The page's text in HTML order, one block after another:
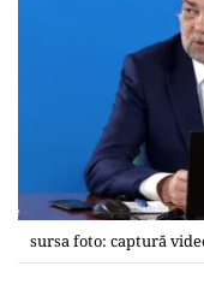
sursa foto: captură